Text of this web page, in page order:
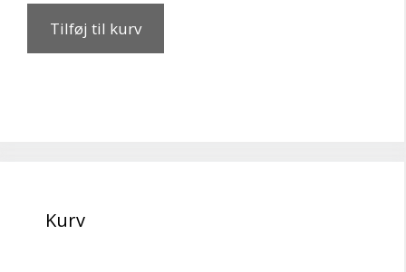
Tilføj til kurv
Kurv